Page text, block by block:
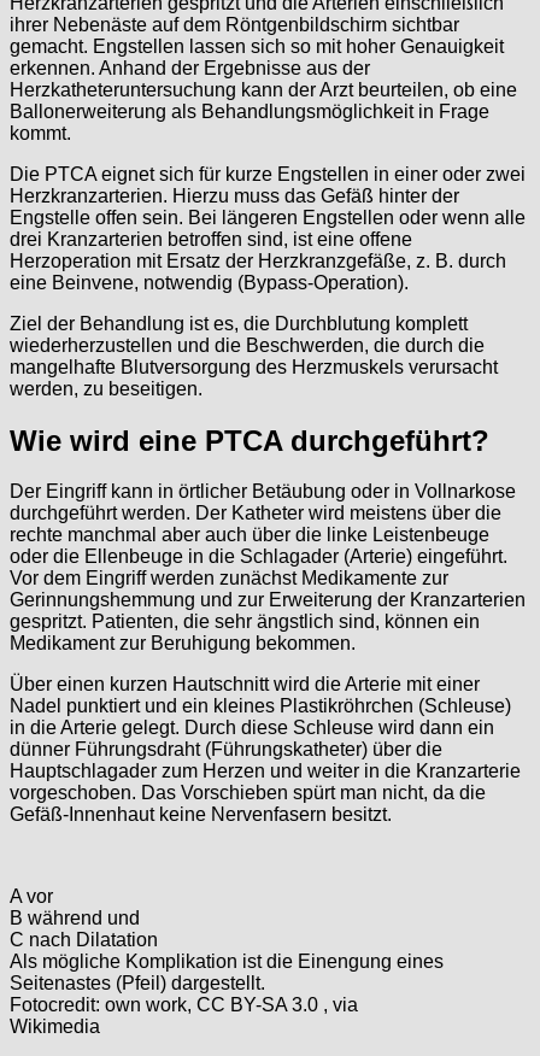
ihrer Nebenäste auf dem Röntgenbildschirm sichtbar
gemacht. Engstellen lassen sich so mit hoher Genauigkeit
erkennen. Anhand der Ergebnisse aus der
Herzkatheteruntersuchung kann der Arzt beurteilen, ob eine
Ballonerweiterung als Behandlungsmöglichkeit in Frage
kommt.
Die PTCA eignet sich für kurze Engstellen in einer oder zwei
Herzkranzarterien. Hierzu muss das Gefäß hinter der
Engstelle offen sein. Bei längeren Engstellen oder wenn alle
drei Kranzarterien betroffen sind, ist eine offene
Herzoperation mit Ersatz der Herzkranzgefäße, z. B. durch
eine Beinvene, notwendig (Bypass-Operation).
Ziel der Behandlung ist es, die Durchblutung komplett
wiederherzustellen und die Beschwerden, die durch die
mangelhafte Blutversorgung des Herzmuskels verursacht
werden, zu beseitigen.
Wie wird eine PTCA durchgeführt?
Der Eingriff kann in örtlicher Betäubung oder in Vollnarkose
durchgeführt werden. Der Katheter wird meistens über die
rechte manchmal aber auch über die linke Leistenbeuge
oder die Ellenbeuge in die Schlagader (Arterie) eingeführt.
Vor dem Eingriff werden zunächst Medikamente zur
Gerinnungshemmung und zur Erweiterung der Kranzarterien
gespritzt. Patienten, die sehr ängstlich sind, können ein
Medikament zur Beruhigung bekommen.
Über einen kurzen Hautschnitt wird die Arterie mit einer
Nadel punktiert und ein kleines Plastikröhrchen (Schleuse)
in die Arterie gelegt. Durch diese Schleuse wird dann ein
dünner Führungsdraht (Führungskatheter) über die
Hauptschlagader zum Herzen und weiter in die Kranzarterie
vorgeschoben. Das Vorschieben spürt man nicht, da die
Gefäß-Innenhaut keine Nervenfasern besitzt.
A vor
B während und
C nach Dilatation
Als mögliche Komplikation ist die Einengung eines
Seitenastes (Pfeil) dargestellt.
Fotocredit: own work, CC BY-SA 3.0 , via
Wikimedia